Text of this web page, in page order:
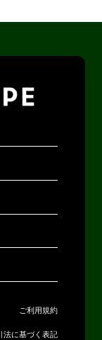
ご利用規約
法に基づく表記